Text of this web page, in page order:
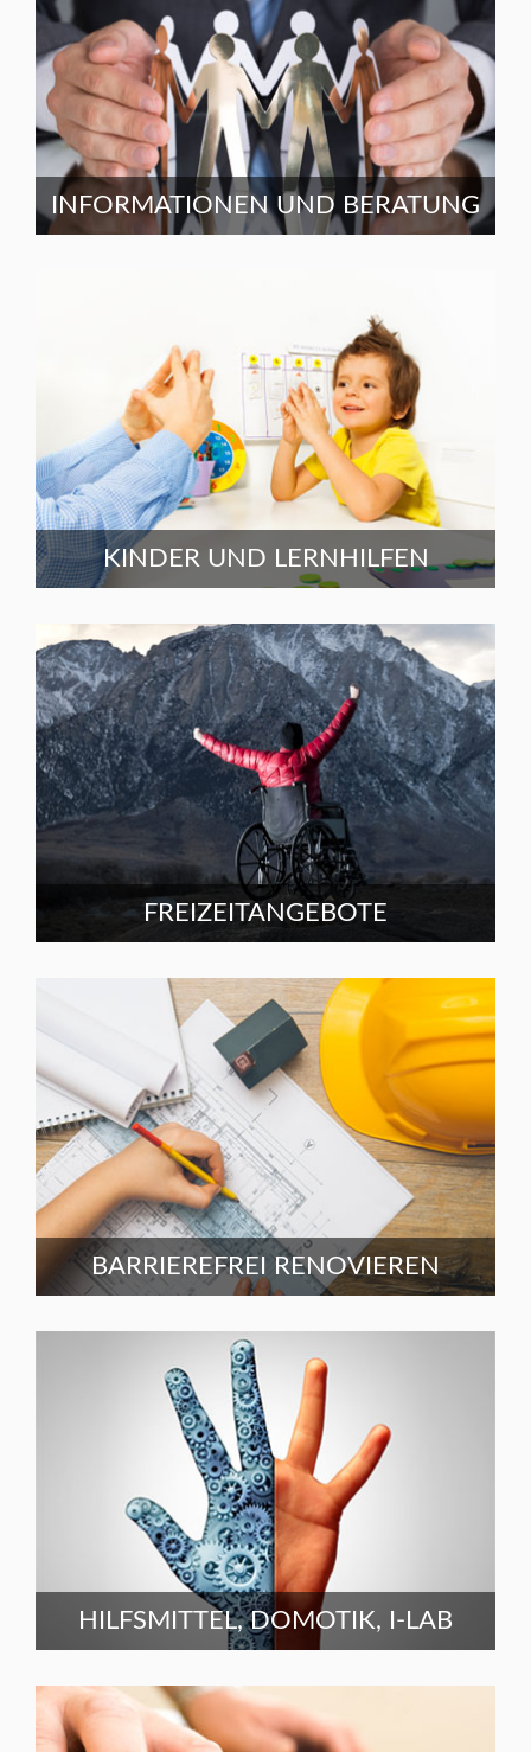
INFORMATIONEN UND BERATUNG
KINDER UND LERNHILFEN
FREIZEITANGEBOTE
BARRIEREFREI RENOVIEREN
HILFSMITTEL, DOMOTIK, I-LAB